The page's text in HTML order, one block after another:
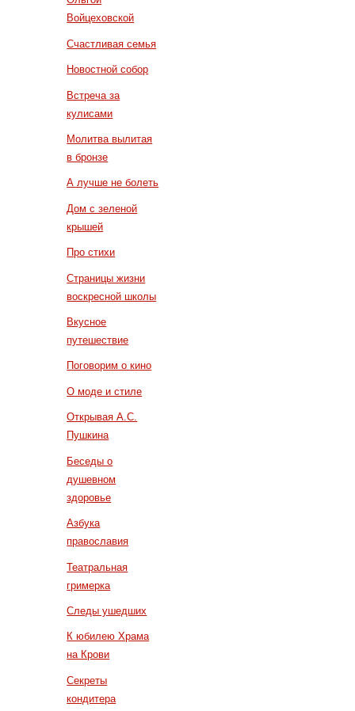
Войцеховской
Счастливая семья
Новостной собор
Встреча за
кулисами
Молитва вылитая
в бронзе
А лучше не болеть
Дом с зеленой
крышей
Про стихи
Страницы жизни
воскресной школы
Вкусное
путешествие
Поговорим о кино
О моде и стиле
Открывая А.С.
Пушкина
Беседы о
душевном
здоровье
Азбука
православия
Театральная
гримерка
Следы ушедших
К юбилею Храма
на Крови
Секреты
кондитера